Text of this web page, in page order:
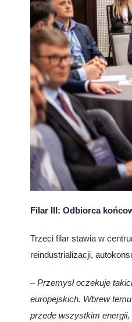
Filar III: Odbiorca
Trzeci filar stawia w
reindustrializacji,
–Przemysł oczekuje
europejskich. Wbrew
przede wszystkim